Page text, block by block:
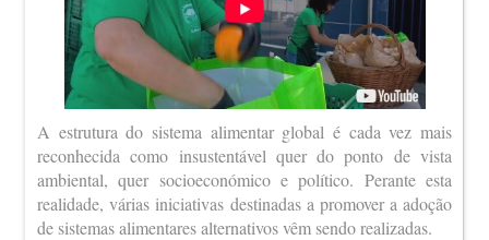
A estrutura do sistema alimentar global é cada vez mais
reconhecida como insustentável quer do ponto de vista
ambiental, quer socioeconómico e político. Perante esta
realidade, várias iniciativas destinadas a promover a adoção
de sistemas alimentares alternativos vêm sendo realizadas.